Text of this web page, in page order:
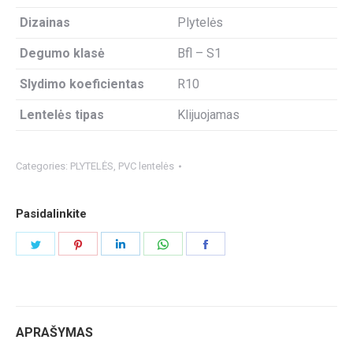
Dizainas Plytelės
Degumo klasė Bfl – S1
Slydimo koeficientas R10
Lentelės tipas Klijuojamas
Categories: PLYTELĖS, PVC lentelės
Pasidalinkite
APRAŠYMAS